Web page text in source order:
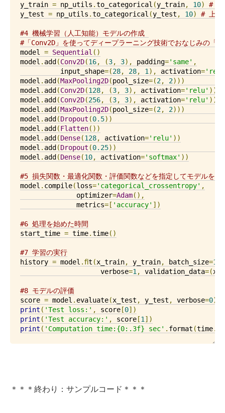
y_train = np_utils .to_categorical (y_train, 10)
# 上
y_test = np_utils .to_categorical (y_test , 10) # 上記
#4 機械学習（人工知能）モデルの作成
#「Conv2D」を使ってディープラーニング技術でおなじみの「
model = Sequential ()
model . add (Conv2D(16, (3, 3), padding='same' ,
          input_shape
=(28, 28, 1), activation=
model . add (MaxPooling2D(pool_size=(2, 2)))
model . add (Conv2D(128, (3, 3), activation='relu' ))
model . add (Conv2D(256, (3, 3), activation='relu' ))
model . add (MaxPooling2D(pool_size=(2, 2)))
model . add (Dropout (0.5))
model . add (Flatten())
model . add (Dense(128, activation='relu' ))
model . add (Dropout (0.25))
model . add (Dense(10, activation='softmax' ))
#5 損失関数・最適化関数・評価関数などを指定してモデルをコ
model . compile(loss='categorical_crossentropy' ,
              optimizer
=Adam(),
              metrics
=[ 'accuracy' ])
#6 処理を始めた時間
start_time = time.time()
#7 学習の実行
history = model .ﬁt (x_train, y_train, batch_size=
                    verbose
=1, validation_data=(
#8 モデルの評価
score = model . evaluate(x_test , y_test , verbose=0)
print ( 'Test loss:' , score[0])
print ( 'Test accuracy:' , score[1])
print ( 'Computation time:{0:.3f} sec' . format (time.
＊＊＊終わり：サンプルコード＊＊＊